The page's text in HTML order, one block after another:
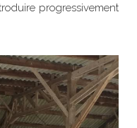
progressivement